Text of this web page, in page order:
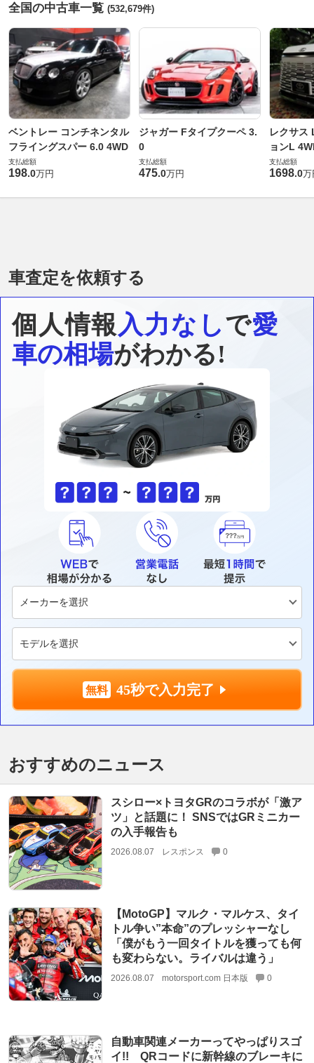
全国の中古車一覧 (532,679件)
ベントレー コンチネンタル
フライングスパー 6.0 4WD
支払総額
198.0万円
ジャガー Fタイプクーペ 3.
0
支払総額
475.0万円
レクサス
ョンL
支払総額
1698.0万
車査定を依頼する
個人情報入力なしで愛
車の相場がわかる!
45秒で入力完了
おすすめのニュース
スシロー×トヨタGRのコラボが「激ア
ツ」と話題に！ SNSではGRミニカー
の入手報告も
2026.08.07 レスポンス 0
【MotoGP】マルク・マルケス、タイ
トル争い”本命”のプレッシャーなし
「僕がもう一回タイトルを獲っても何
も変わらない。ライバルは違う」
2026.08.07 motorsport.com 日本版 0
自動車関連メーカーってやっぱりスゴ
イ!! QRコードに新幹線のブレーキに